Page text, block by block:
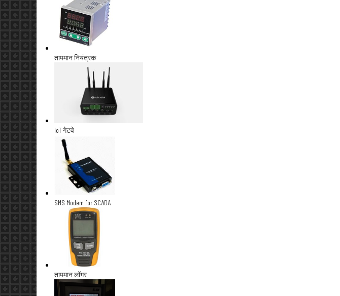
तापमान नियंत्रक
IoT गेटवे
SMS Modem for SCADA
तापमान लॉगर